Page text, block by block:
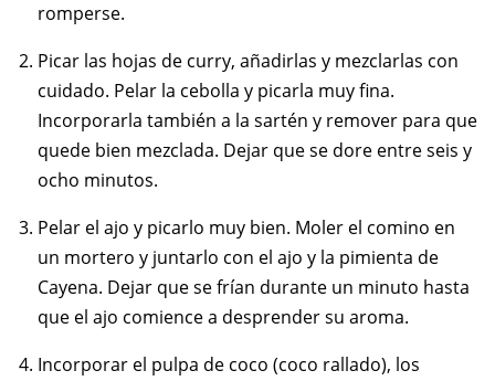
romperse.
Picar las hojas de curry, añadirlas y mezclarlas con
cuidado. Pelar la cebolla y picarla muy fina.
Incorporarla también a la sartén y remover para que
quede bien mezclada. Dejar que se dore entre seis y
ocho minutos.
Pelar el ajo y picarlo muy bien. Moler el comino en
un mortero y juntarlo con el ajo y la pimienta de
Cayena. Dejar que se frían durante un minuto hasta
que el ajo comience a desprender su aroma.
Incorporar el pulpa de coco (coco rallado), los